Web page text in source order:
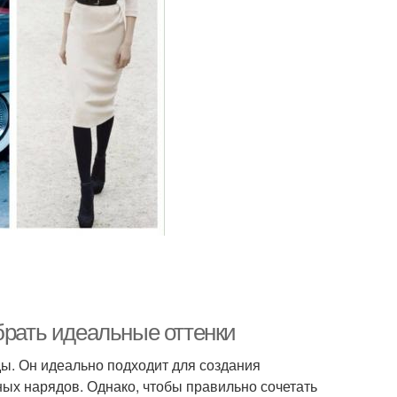
идеальные оттенки
Он идеально подходит для создания
нарядов. Однако, чтобы правильно сочетать